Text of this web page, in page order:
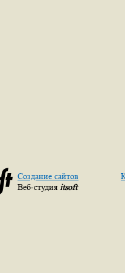
Создание сайтов
Веб-студия itsoft